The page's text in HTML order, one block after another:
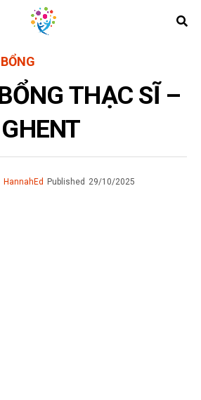
THẠC SĨ –
HannahEd Published 29/10/2025